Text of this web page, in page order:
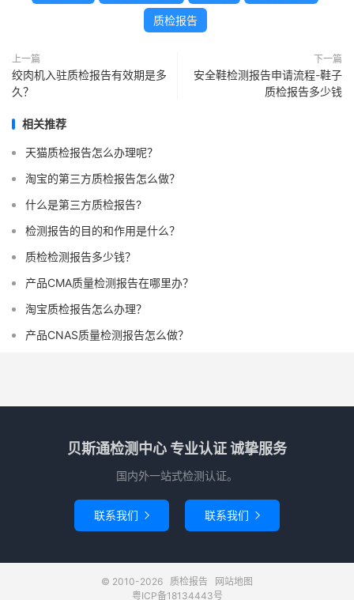
质检报告
上一篇
绞肉机入驻质检报告有效期是多
久？
下一篇
安全鞋检测报告申请流程-鞋子
质检报告多少钱
相关推荐
天猫质检报告怎么办理呢？
淘宝的第三方质检报告怎么做？
什么是第三方质检报告?
检测报告的目的和作用是什么？
质检检测报告多少钱？
产品CMA质量检测报告在哪里办？
淘宝质检报告怎么办理？
产品CNAS质量检测报告怎么做？
贝斯通检测中心 专业认证 诚挚服务
国内外一站式检测认证。
联系我们  联系我们 
© 2010-2026 质检报告
网站地图
粤ICP备18134443号